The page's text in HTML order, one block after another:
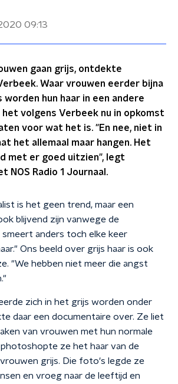
09:13
gaan grijs, ontdekte
Waar vrouwen eerder bijna
hun haar in een andere
volgens Verbeek nu in opkomst
voor wat het is. "En nee, niet in
het allemaal maar hangen. Het
met er goed uitzien", legt
NOS Radio 1 Journaal.
is het geen trend, maar een
blijvend zijn vanwege de
smeert anders toch elke keer
Ons beeld over grijs haar is ook
"We hebben niet meer die angst
zich in het grijs worden onder
daar een documentaire over. Ze liet
van vrouwen met hun normale
photoshopte ze het haar van de
grijs. Die foto's legde ze
en vroeg naar de leeftijd en